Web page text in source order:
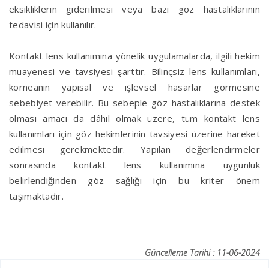
eksikliklerin giderilmesi veya bazı göz hastalıklarının
tedavisi için kullanılır.
Kontakt lens kullanımına yönelik uygulamalarda, ilgili hekim
muayenesi ve tavsiyesi şarttır. Bilinçsiz lens kullanımları,
korneanın yapısal ve işlevsel hasarlar görmesine
sebebiyet verebilir. Bu sebeple göz hastalıklarına destek
olması amacı da dâhil olmak üzere, tüm kontakt lens
kullanımları için göz hekimlerinin tavsiyesi üzerine hareket
edilmesi gerekmektedir. Yapılan değerlendirmeler
sonrasında kontakt lens kullanımına uygunluk
belirlendiğinden göz sağlığı için bu kriter önem
taşımaktadır.
Güncelleme Tarihi : 11-06-2024